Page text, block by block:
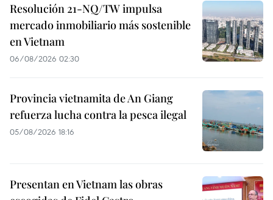
Resolución 21-NQ/TW impulsa
mercado inmobiliario más sostenible
en Vietnam
06/08/2026 02:30
Provincia vietnamita de An Giang
refuerza lucha contra la pesca ilegal
05/08/2026 18:16
Presentan en Vietnam las obras